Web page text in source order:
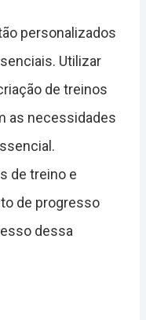
personalizados
Utilizar
de treinos
as necessidades
de treino e
de progresso
dessa